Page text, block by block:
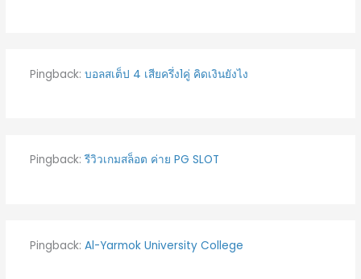
Pingback: บอลสเต็ป 4 เสียครึ่ง1คู่ คิดเงินยังไง
Pingback:รีวิวเกมสล็อต ค่าย PG SLOT
Pingback: Al-Yarmok University College